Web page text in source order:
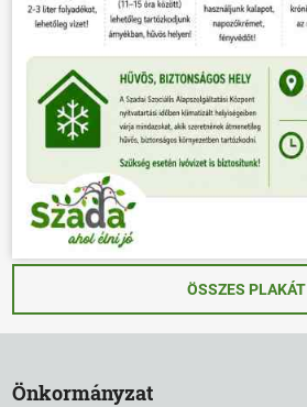
ÖSSZES PLAKÁT
Önkormányzat